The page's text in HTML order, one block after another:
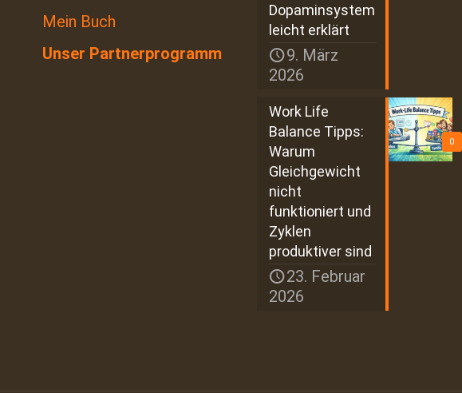
Mein Buch
Unser Partnerprogramm
Dopaminsystem
leicht erklärt
9. März
2026
0
Work Life
Balance Tipps:
Warum
Gleichgewicht
nicht
funktioniert und
Zyklen
produktiver sind
23. Februar
2026